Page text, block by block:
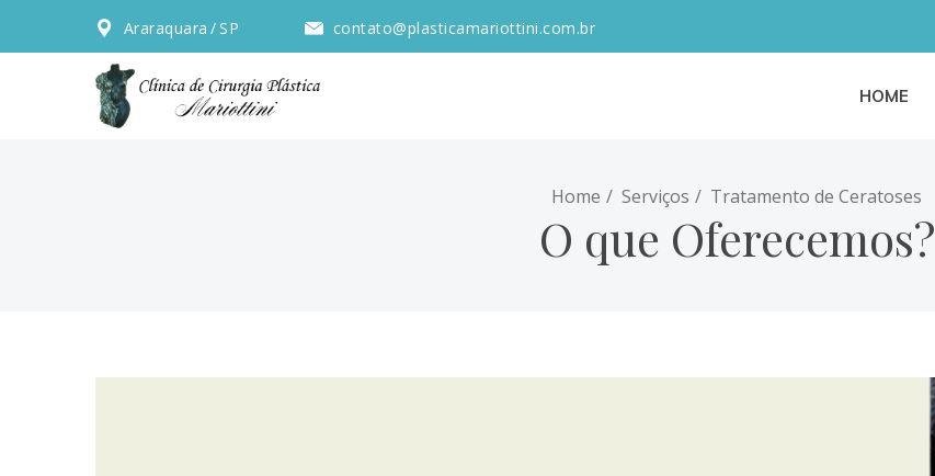
Araraquara / SP contato@plasticamariottini.com.br
HOME
Home Serviços Tratamento de Ceratoses
O que Oferecemos?